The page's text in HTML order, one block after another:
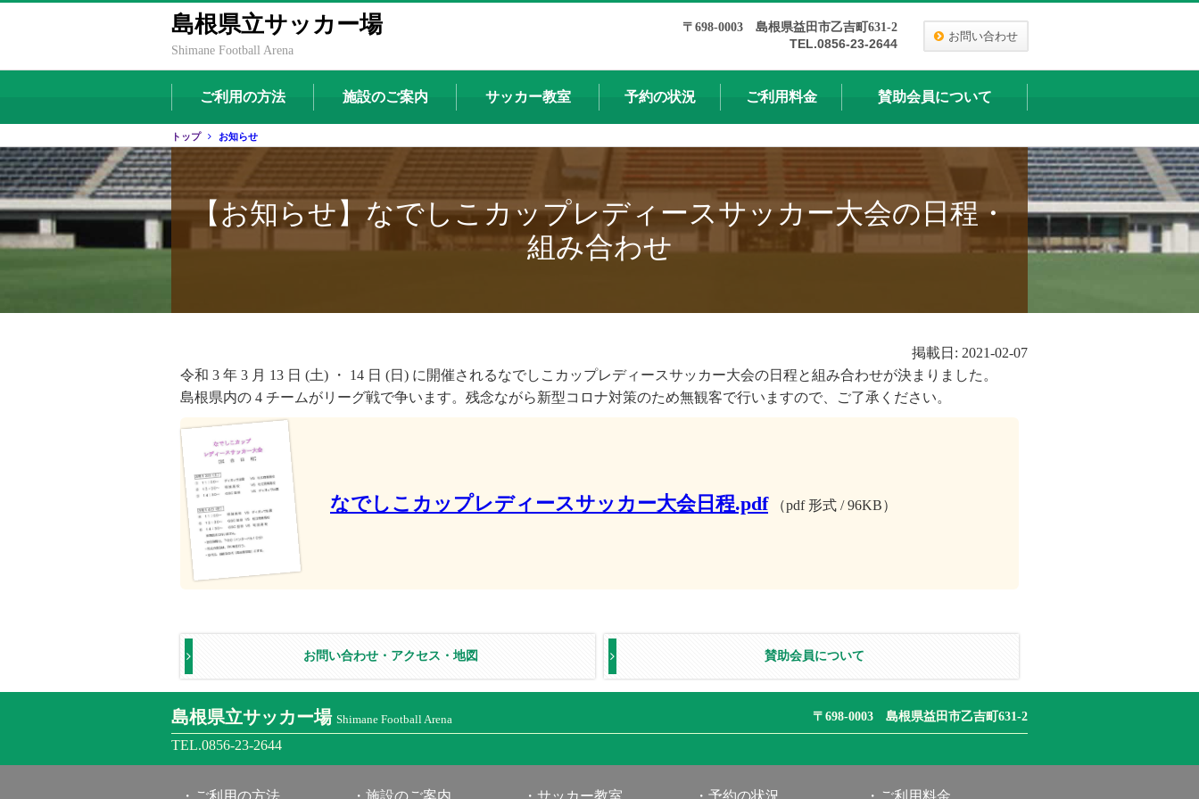
島根県立サッカー場
Shimane Football Arena
〒698-0003 島根県益田市乙吉町631-2
TEL.0856-23-2644
お問い合わせ
ご利用の方法 施設のご案内 サッカー教室 予約の状況 ご利用料金 賛助会員について
トップ お知らせ
【お知らせ】なでしこカップレディースサッカー大会の日程・
組み合わせ
掲載日: 2021-02-07
令和 3 年 3 月 13 日 (土) ・ 14 日 (日) に開催されるなでしこカップレディースサッカー大会の日程と組み合わせが決まりました。
島根県内の 4 チームがリーグ戦で争います。残念ながら新型コロナ対策のため無観客で行いますので、ご了承ください。
なでしこカップレディースサッカー大会日程.pdf （pdf 形式 / 96KB）
お問い合わせ・アクセス・地図 賛助会員について
島根県立サッカー場 Shimane Football Arena 〒698-0003 島根県益田市乙吉町631-2
TEL.0856-23-2644
ご利用の方法 施設のご案内 サッカー教室 予約の状況 ご利用料金